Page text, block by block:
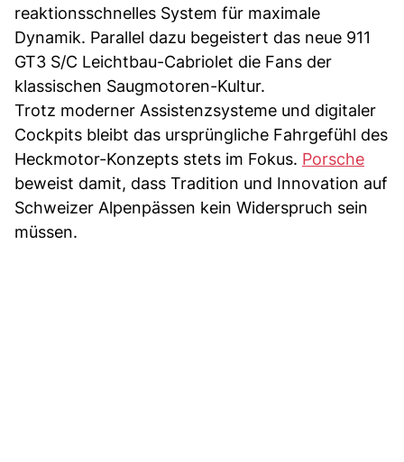
reaktionsschnelles System für maximale
Dynamik. Parallel dazu begeistert das neue 911
GT3 S/C Leichtbau-Cabriolet die Fans der
klassischen Saugmotoren-Kultur.
Trotz moderner Assistenzsysteme und digitaler
Cockpits bleibt das ursprüngliche Fahrgefühl des
Heckmotor-Konzepts stets im Fokus. Porsche
beweist damit, dass Tradition und Innovation auf
Schweizer Alpenpässen kein Widerspruch sein
müssen.